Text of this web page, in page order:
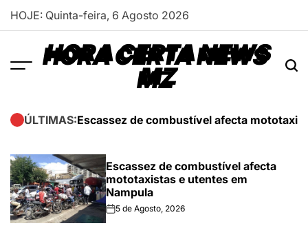
Skip
HOJE: Quinta-feira, 6 Agosto 2026
HORA CERTA NEWS
MZ
ÚLTIMAS:Escassez de combustível afecta
Escassez de combustível afecta
mototaxistas e utentes em
Nampula
on5 de Agosto, 2026